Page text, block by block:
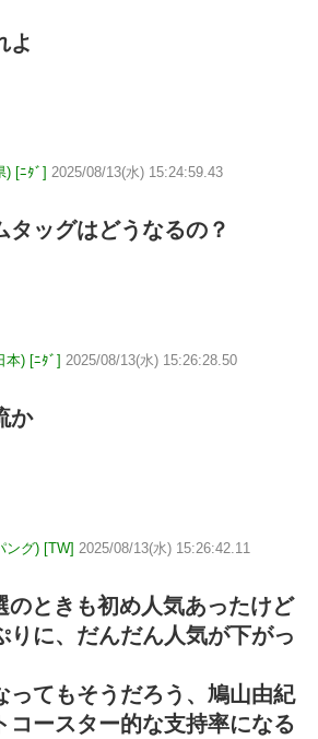
よ
) [ﾆﾀﾞ] 2025/08/13(水) 15:24:59.43
タッグはどうなるの？
本) [ﾆﾀﾞ] 2025/08/13(水) 15:26:28.50
か
ング) [TW] 2025/08/13(水) 15:26:42.11
のときも初め人気あったけど
りに、だんだん人気が下がっ
ってもそうだろう、鳩山由紀
コースター的な支持率になる